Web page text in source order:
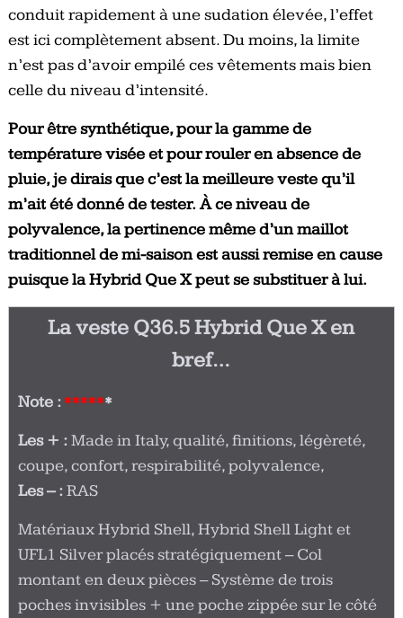
conduit rapidement à une sudation élevée, l’effet
est ici complètement absent. Du moins, la limite
n’est pas d’avoir empilé ces vêtements mais bien
celle du niveau d’intensité.
Pour être synthétique, pour la gamme de
température visée et pour rouler en absence de
pluie, je dirais que c’est la meilleure veste qu’il
m’ait été donné de tester.À ce niveau de
polyvalence, la pertinence même d’un maillot
traditionnel de mi-saison est aussi remise en cause
puisque la Hybrid Que X peut se substituer à lui.
La veste Q36.5 Hybrid Que X en
bref…
Note :******
Les + :Made in Italy, qualité, finitions, légèreté,
coupe, confort, respirabilité, polyvalence,
Les – :RAS
Matériaux Hybrid Shell, Hybrid Shell Light et
UFL1 Silver placés stratégiquement – Col
montant en deux pièces – Système de trois
poches invisibles + une poche zippée sur le côté